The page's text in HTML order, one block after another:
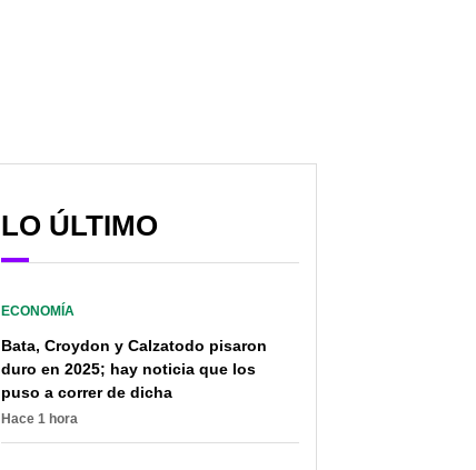
LO ÚLTIMO
ECONOMÍA
Bata, Croydon y Calzatodo pisaron
duro en 2025; hay noticia que los
puso a correr de dicha
Hace 1 hora